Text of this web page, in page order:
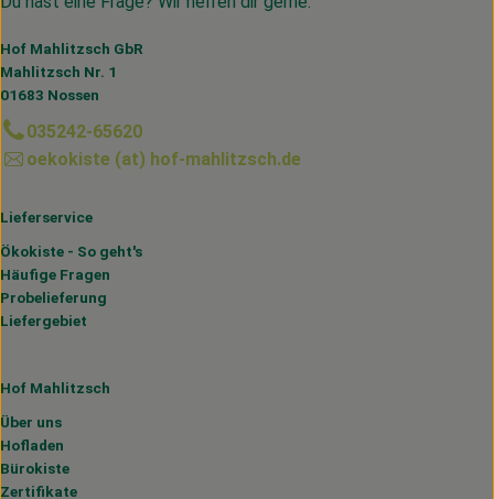
Hof Mahlitzsch GbR
Mahlitzsch Nr. 1
01683 Nossen
035242-65620
oekokiste (at) hof-mahlitzsch.de
Lieferservice
Ökokiste - So geht's
Häufige Fragen
Probelieferung
Liefergebiet
Hof Mahlitzsch
Über uns
Hofladen
Bürokiste
Zertifikate